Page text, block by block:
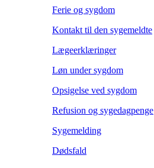
Ferie og sygdom
Kontakt til den sygemeldte
Lægeerklæringer
Løn under sygdom
Opsigelse ved sygdom
Refusion og sygedagpenge
Sygemelding
Dødsfald